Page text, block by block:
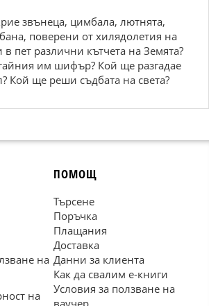
звънеца, цимбала, лютнята,
поверени от хилядолетия на
в пет различни кътчета на Земята?
им шифър? Кой ще разгадае
Кой ще реши съдбата на света?
на
на
ПОМОЩ
Търсене
Поръчка
Плащания
Доставка
Данни за клиента
Как да свалим е-книги
Условия за ползване на
ваучер